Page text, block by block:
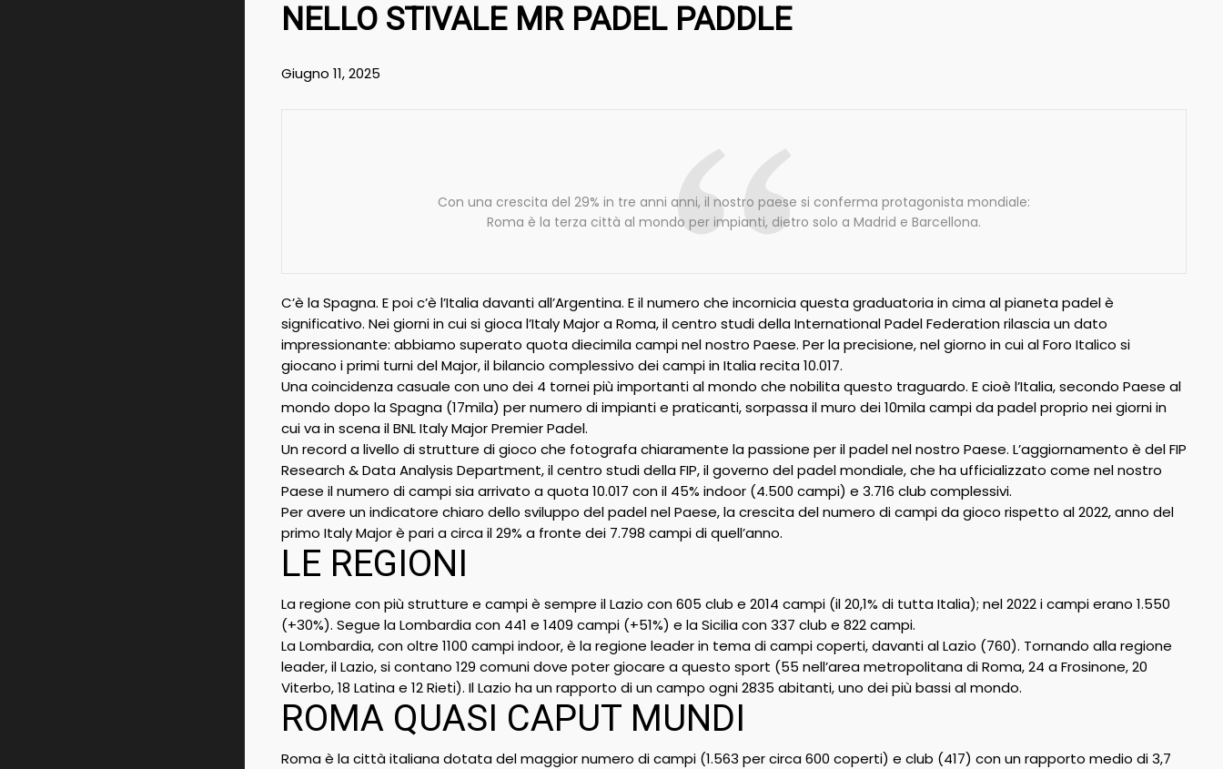
NELLO STIVALE MR PADEL PADDLE
Giugno 11, 2025
Con una crescita del 29% in tre anni anni, il nostro paese si conferma protagonista mondiale:
Roma è la terza città al mondo per impianti, dietro solo a Madrid e Barcellona.
C’è la Spagna. E poi c’è l’Italia davanti all’Argentina. E il numero che incornicia questa graduatoria in cima al pianeta padel è
significativo. Nei giorni in cui si gioca l’Italy Major a Roma, il centro studi della International Padel Federation rilascia un dato
impressionante: abbiamo superato quota diecimila campi nel nostro Paese. Per la precisione, nel giorno in cui al Foro Italico si
giocano i primi turni del Major, il bilancio complessivo dei campi in Italia recita 10.017.
Una coincidenza casuale con uno dei 4 tornei più importanti al mondo che nobilita questo traguardo. E cioè l’Italia, secondo Paese al
mondo dopo la Spagna (17mila) per numero di impianti e praticanti, sorpassa il muro dei 10mila campi da padel proprio nei giorni in
cui va in scena il BNL Italy Major Premier Padel.
Un record a livello di strutture di gioco che fotografa chiaramente la passione per il padel nel nostro Paese. L’aggiornamento è del FIP
Research & Data Analysis Department, il centro studi della FIP, il governo del padel mondiale, che ha ufficializzato come nel nostro
Paese il numero di campi sia arrivato a quota 10.017 con il 45% indoor (4.500 campi) e 3.716 club complessivi.
Per avere un indicatore chiaro dello sviluppo del padel nel Paese, la crescita del numero di campi da gioco rispetto al 2022, anno del
primo Italy Major è pari a circa il 29% a fronte dei 7.798 campi di quell’anno.
LE REGIONI
La regione con più strutture e campi è sempre il Lazio con 605 club e 2014 campi (il 20,1% di tutta Italia); nel 2022 i campi erano 1.550
(+30%). Segue la Lombardia con 441 e 1409 campi (+51%) e la Sicilia con 337 club e 822 campi.
La Lombardia, con oltre 1100 campi indoor, è la regione leader in tema di campi coperti, davanti al Lazio (760). Tornando alla regione
leader, il Lazio, si contano 129 comuni dove poter giocare a questo sport (55 nell’area metropolitana di Roma, 24 a Frosinone, 20
Viterbo, 18 Latina e 12 Rieti). Il Lazio ha un rapporto di un campo ogni 2835 abitanti, uno dei più bassi al mondo.
ROMA QUASI CAPUT MUNDI
Roma è la città italiana dotata del maggior numero di campi (1.563 per circa 600 coperti) e club (417) con un rapporto medio di 3,7